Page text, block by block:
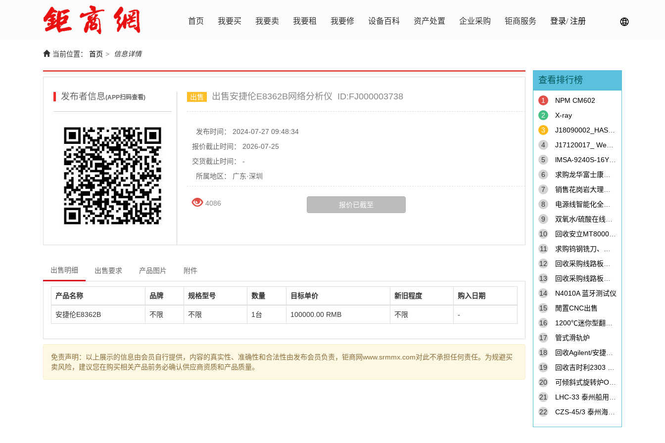
首页 我要买 我要卖 我要租 我要修 设备百科 资产处置 企业采购 钜商服务 登录/注册
当前位置： 首页 > 信息详情
发布者信息(APP扫码查看) 出售 出售安捷伦E8362B网络分析仪 ID:FJ000003738
发布时间：
2024-07-27 09:48:34
报价截止时间：
2026-07-25
交货截止时间：
-
所属地区：
广东·深圳
4086 报价已截至
出售明细 出售要求 产品图片 附件
产品名称 品牌 规格型号 数量 目标单价 新旧程度 购入日期
安捷伦E8362B 不限 不限 1台 100000.00 RMB 不限 -
免责声明：以上展示的信息由会员自行提供，内容的真实性、准确性和合法性由发布会员负责，钜商网www.srmmx.com对此不承担任何责任。为规避买
卖风险，建议您在购买相关产品前务必确认供应商资质和产品质量。
查看排行榜
1
NPM CM602
2
X-ray
3
J18090002_HAST chamber
4
J17120017_ Westar-FPM505R
5
lMSA-9240S-16Y911
6
求购龙华富士康园区内3个40尺二手货柜
7
销售花岗岩大理石精密机台
8
电源线智能化全自动加工生产线
9
双氧水/硫酸在线分析仪
10
回收安立MT8000A综合测试仪
11
求购钨钢铣刀、钻头
12
回收采购线路板厂废旧钨钢铣刀 锣刀
13
回收采购线路板厂废旧钻针 钻咀 钻头
14
N4010A 蓝牙测试仪
15
閒置CNC出售
16
1200℃迷你型翻盖管式炉
17
管式滑轨炉
18
回收Agilent/安捷伦E4981A 电容计
19
回收吉时利2303 2303PJ 2304 2306电源
20
可倾斜式旋转炉OYS-1200C系列
21
LHC-33 泰州船用空压机备件
22
CZS-45/3 泰州海光船用空压机配件